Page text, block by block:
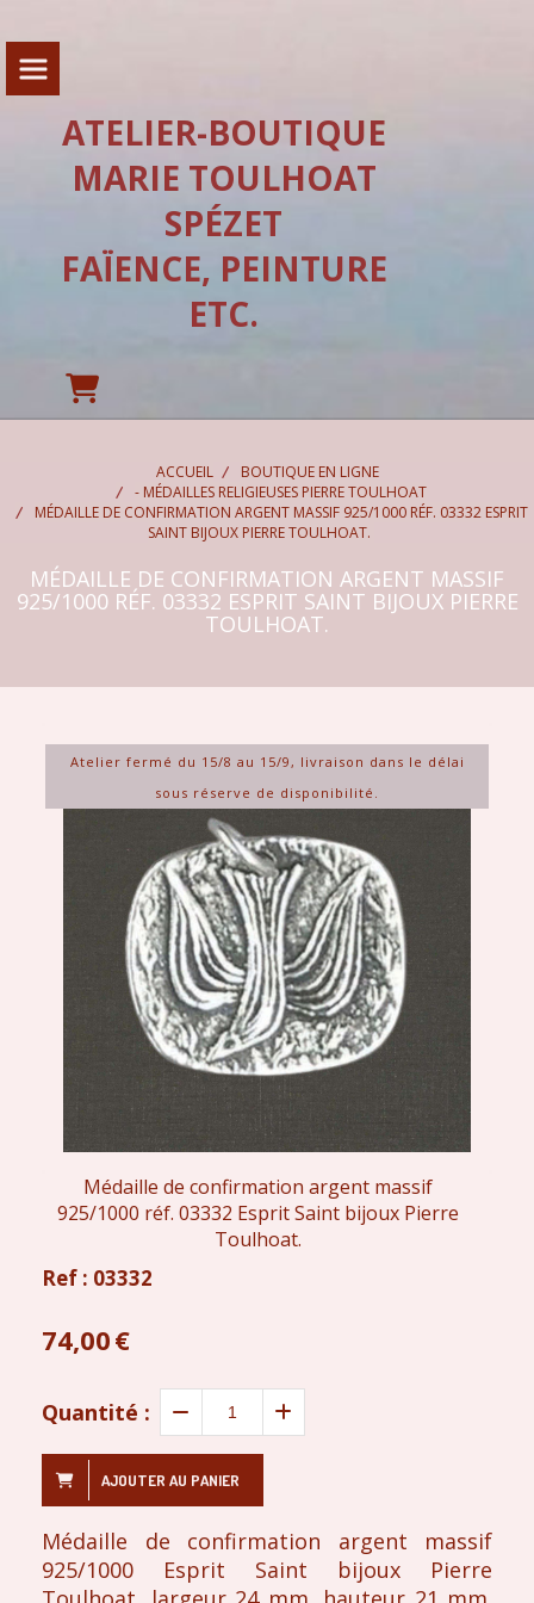
ATELIER-BOUTIQUE
MARIE TOULHOAT
SPÉZET
FAÏENCE, PEINTURE
ETC.
ACCUEIL
BOUTIQUE EN LIGNE
- MÉDAILLES RELIGIEUSES PIERRE TOULHOAT
MÉDAILLE DE CONFIRMATION ARGENT MASSIF 925/1000 RÉF. 03332 ESPRIT
SAINT BIJOUX PIERRE TOULHOAT.
MÉDAILLE DE CONFIRMATION ARGENT MASSIF
925/1000 RÉF. 03332 ESPRIT SAINT BIJOUX PIERRE
TOULHOAT.
Atelier fermé du 15/8 au 15/9, livraison dans le délai
sous réserve de disponibilité.
Médaille de confirmation argent massif
925/1000 réf. 03332 Esprit Saint bijoux Pierre
Toulhoat.
Ref : 03332
74,00€
Quantité :
AJOUTER AU PANIER
Médaille de confirmation argent massif
925/1000 Esprit Saint bijoux Pierre